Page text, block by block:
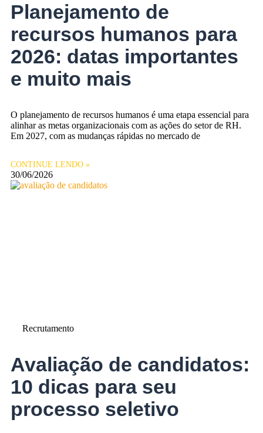
Planejamento de
recursos humanos para
2026: datas importantes
e muito mais
O planejamento de recursos humanos é uma etapa essencial para
alinhar as metas organizacionais com as ações do setor de RH.
Em 2027, com as mudanças rápidas no mercado de
CONTINUE LENDO »
30/06/2026
Recrutamento
Avaliação de candidatos:
10 dicas para seu
processo seletivo